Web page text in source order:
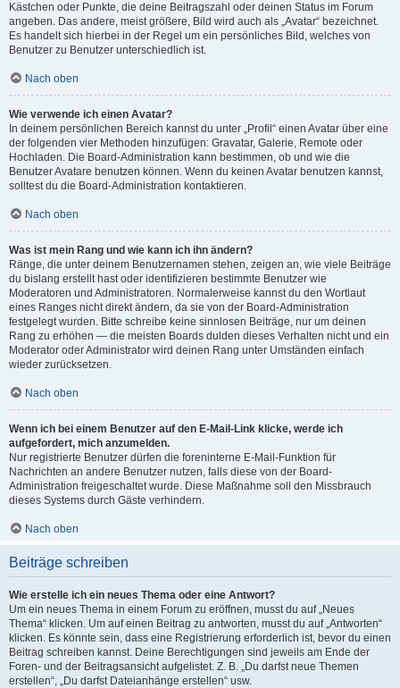
Kästchen oder Punkte, die deine Beitragszahl oder deinen Status im Forum
angeben. Das andere, meist größere, Bild wird auch als „Avatar“ bezeichnet.
Es handelt sich hierbei in der Regel um ein persönliches Bild, welches von
Benutzer zu Benutzer unterschiedlich ist.
Nach oben
Wie verwende ich einen Avatar?
In deinem persönlichen Bereich kannst du unter „Profil“ einen Avatar über eine
der folgenden vier Methoden hinzufügen: Gravatar, Galerie, Remote oder
Hochladen. Die Board-Administration kann bestimmen, ob und wie die
Benutzer Avatare benutzen können. Wenn du keinen Avatar benutzen kannst,
solltest du die Board-Administration kontaktieren.
Nach oben
Was ist mein Rang und wie kann ich ihn ändern?
Ränge, die unter deinem Benutzernamen stehen, zeigen an, wie viele Beiträge
du bislang erstellt hast oder identifizieren bestimmte Benutzer wie
Moderatoren und Administratoren. Normalerweise kannst du den Wortlaut
eines Ranges nicht direkt ändern, da sie von der Board-Administration
festgelegt wurden. Bitte schreibe keine sinnlosen Beiträge, nur um deinen
Rang zu erhöhen — die meisten Boards dulden dieses Verhalten nicht und ein
Moderator oder Administrator wird deinen Rang unter Umständen einfach
wieder zurücksetzen.
Nach oben
Wenn ich bei einem Benutzer auf den E-Mail-Link klicke, werde ich
aufgefordert, mich anzumelden.
Nur registrierte Benutzer dürfen die foreninterne E-Mail-Funktion für
Nachrichten an andere Benutzer nutzen, falls diese von der Board-
Administration freigeschaltet wurde. Diese Maßnahme soll den Missbrauch
dieses Systems durch Gäste verhindern.
Nach oben
Beiträge schreiben
Wie erstelle ich ein neues Thema oder eine Antwort?
Um ein neues Thema in einem Forum zu eröffnen, musst du auf „Neues
Thema“ klicken. Um auf einen Beitrag zu antworten, musst du auf „Antworten“
klicken. Es könnte sein, dass eine Registrierung erforderlich ist, bevor du einen
Beitrag schreiben kannst. Deine Berechtigungen sind jeweils am Ende der
Foren- und der Beitragsansicht aufgelistet. Z. B. „Du darfst neue Themen
erstellen“, „Du darfst Dateianhänge erstellen“ usw.